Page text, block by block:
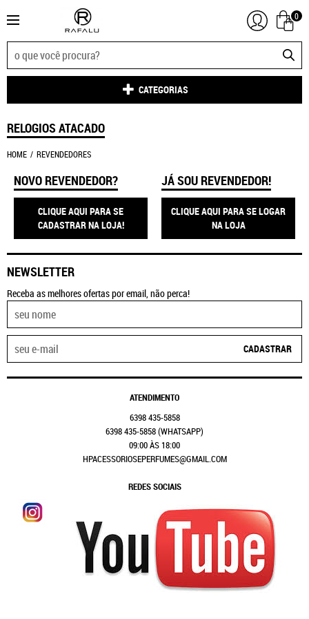
0
CATEGORIAS
RELOGIOS ATACADO
HOME REVENDEDORES
NOVO REVENDEDOR?
CLIQUE AQUI PARA SE
CADASTRAR NA LOJA!
JÁ SOU REVENDEDOR!
CLIQUE AQUI PARA SE LOGAR
NA LOJA
NEWSLETTER
Receba as melhores ofertas por email, não perca!
CADASTRAR
ATENDIMENTO
6398435-5858
6398435-5858(WHATSAPP)
09:00 ÀS 18:00
HPACESSORIOSEPERFUMES@GMAIL.COM
REDES SOCIAIS